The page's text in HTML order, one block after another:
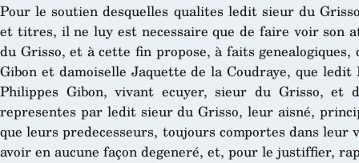
Pour le soutien desquelles qualites ledit sieur du
et titres, il ne luy est necessaire que de faire voir son
du Grisso, et à cette fin propose, à faits
Gibon et damoiselle Jaquette de la Coudraye, que
Philippes Gibon, vivant ecuyer, sieur du Grisso, et
representes par ledit sieur du Grisso, leur aisné,
que leurs predecesseurs, toujours comportes dans leur
avoir en aucune façon degeneré, et, pour le justiffier,